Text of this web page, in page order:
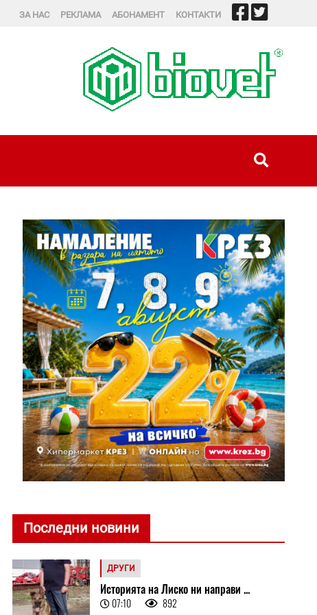
ЗА НАС РЕКЛАМА АБОНАМЕНТ КОНТАКТИ
Последни новини
ДРУГИ
Историята на Лиско ни направи ...
07:10 892